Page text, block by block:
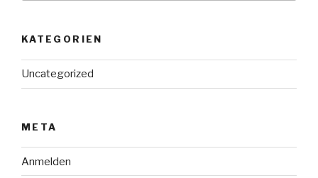
KATEGORIEN
Uncategorized
META
Anmelden